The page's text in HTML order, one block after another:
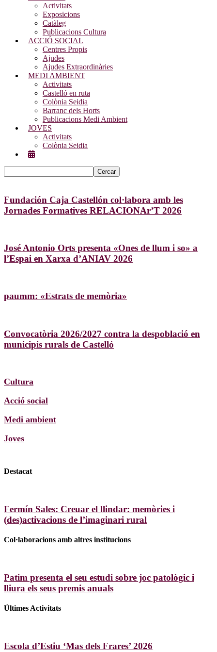
Activitats
Exposicions
Catàleg
Publicacions Cultura
ACCIÓ SOCIAL
Centres Propis
Ajudes
Ajudes Extraordinàries
MEDI AMBIENT
Activitats
Castelló en ruta
Colònia Seidia
Barranc dels Horts
Publicacions Medi Ambient
JOVES
Activitats
Colònia Seidia
Fundación Caja Castellón col·labora amb les
Jornades Formatives RELACIONAr’T 2026
José Antonio Orts presenta «Ones de llum i so» a
l’Espai en Xarxa d’ANIAV 2026
paumm: «Estrats de memòria»
Convocatòria 2026/2027 contra la despoblació en
municipis rurals de Castelló
Cultura
Acció social
Medi ambient
Joves
Destacat
Fermín Sales: Creuar el llindar: memòries i
(des)activacions de l’imaginari rural
Col·laboracions amb altres institucions
Patim presenta el seu estudi sobre joc patològic i
lliura els seus premis anuals
Últimes Activitats
Escola d’Estiu ‘Mas dels Frares’ 2026